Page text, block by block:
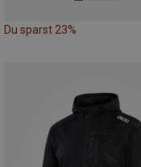
Du sparst 23%